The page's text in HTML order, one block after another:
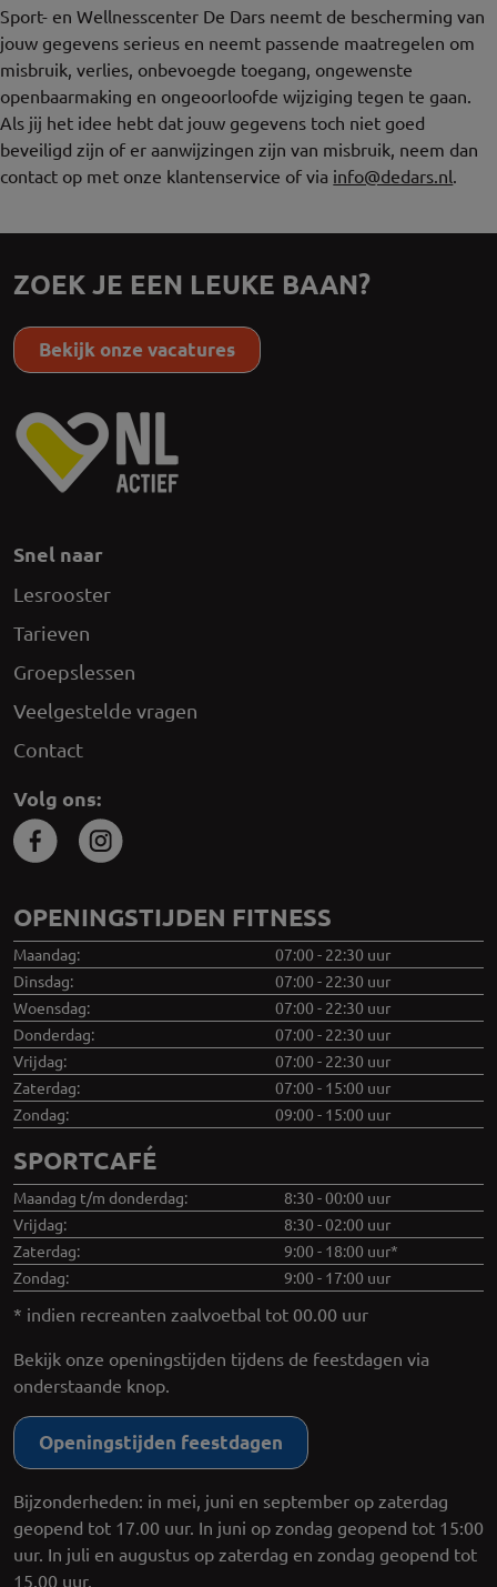
Sport- en Wellnesscenter De Dars neemt de bescherming van
jouw gegevens serieus en neemt passende maatregelen om
misbruik, verlies, onbevoegde toegang, ongewenste
openbaarmaking en ongeoorloofde wijziging tegen te gaan.
Als jij het idee hebt dat jouw gegevens toch niet goed
beveiligd zijn of er aanwijzingen zijn van misbruik, neem dan
contact op met onze klantenservice of via info@dedars.nl.
ZOEK JE EEN LEUKE BAAN?
Bekijk onze vacatures
Snel naar
Lesrooster
Tarieven
Groepslessen
Veelgestelde vragen
Contact
Volg ons:
OPENINGSTIJDEN FITNESS
Maandag:
07:00 - 22:30 uur
Dinsdag:
07:00 - 22:30 uur
Woensdag:
07:00 - 22:30 uur
Donderdag:
07:00 - 22:30 uur
Vrijdag:
07:00 - 22:30 uur
Zaterdag:
07:00 - 15:00 uur
Zondag:
09:00 - 15:00 uur
SPORTCAFÉ
Maandag t/m donderdag:
8:30 - 00:00 uur
Vrijdag:
8:30 - 02:00 uur
Zaterdag:
9:00 - 18:00 uur*
Zondag:
9:00 - 17:00 uur
* indien recreanten zaalvoetbal tot 00.00 uur
Bekijk onze openingstijden tijdens de feestdagen via
onderstaande knop.
Openingstijden feestdagen
Bijzonderheden: in mei, juni en september op zaterdag
geopend tot 17.00 uur. In juni op zondag geopend tot 15:00
uur. In juli en augustus op zaterdag en zondag geopend tot
15.00 uur.